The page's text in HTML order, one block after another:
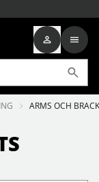
ARMS OCH